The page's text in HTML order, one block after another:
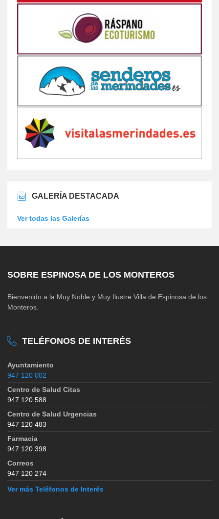
GALERÍA DESTACADA
Ver todas las Galerías
SOBRE ESPINOSA DE LOS MONTEROS
Bienvenido a la Muy Noble y Muy Ilustre Villa de Espinosa de los
Monteros.
TELÉFONOS DE INTERÉS
Ayuntamiento
947 120 002
Centro de Salud Citas
947 120 588
Centro de Salud Urgencias
947 120 483
Farmacia
947 120 398
Correos
947 120 274
Ver más Teléfonos de Interés